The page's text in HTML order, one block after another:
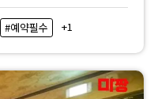
#예약필수 +1